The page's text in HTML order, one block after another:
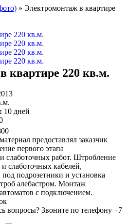
» Электромонтаж в квартире
квартире 220 кв.м.
10 дней
материал предоставлял заказчик
первого этапа
слаботочных работ. Штробление
и слаботочных кабелей,
подрозетники и установка
алебастром. Монтаж
с подключением.
вопросы? Звоните по телефону +7